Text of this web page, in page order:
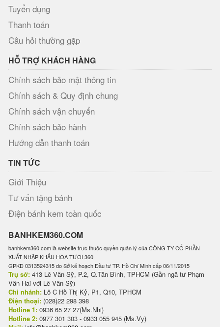
Tuyển dụng
Thanh toán
Câu hỏi thường gặp
HỖ TRỢ KHÁCH HÀNG
Chính sách bảo mật thông tin
Chính sách & Quy định chung
Chính sách vận chuyển
Chính sách bảo hành
Hướng dẫn thanh toán
TIN TỨC
Giới Thiệu
Tư vấn tặng bánh
Điện bánh kem toàn quốc
BANHKEM360.COM
banhkem360.com là website trực thuộc quyền quản lý của CÔNG TY CỔ PHẦN
XUẤT NHẬP KHẨU HOA TƯƠI 360
GPKD 0313524315 do Sở kế hoạch Đầu tư TP. Hồ Chí Minh cấp 06/11/2015
Trụ sở: 413 Lê Văn Sỹ, P.2, Q.Tân Bình, TPHCM (Gần ngã tư Phạm
Văn Hai với Lê Văn Sỹ)
Chi nhánh: Lô C Hồ Thị Kỷ, P1, Q10, TPHCM
Điện thoại: (028)22 298 398
Hotline 1: 0936 65 27 27(Ms.Nhi)
Hotline 2: 0977 301 303 - 0933 055 945 (Ms.Vy)